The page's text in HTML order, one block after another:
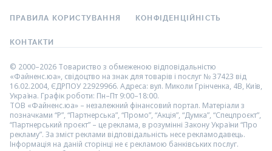
ПРАВИЛА КОРИСТУВАННЯ КОНФІДЕНЦІЙНІСТЬ
КОНТАКТИ
© 2000–2026 Товариство з обмеженою відповідальністю
«Файненс.юа», свідоцтво на знак для товарів і послуг № 37423 від
16.02.2004, ЄДРПОУ 22929966. Адреса: вул. Миколи Грінченка, 4В, Київ,
Україна. Графік роботи: Пн–Пт 9:00–18:00.
ТОВ «Файненс.юа» – незалежний фінансовий портал. Матеріали з
позначками “Р”, “Партнерська”, “Промо”, “Акція”, “Думка”, “Спецпроєкт”,
“Партнерський проєкт” – це реклама, в розумінні Закону України “Про
рекламу”. За зміст реклами відповідальність несе рекламодавець.
Інформація на даній сторінці не є рекламою банківських послуг.